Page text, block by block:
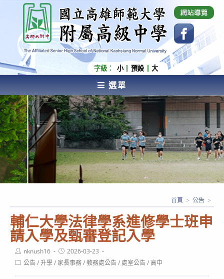
內
容
國立高雄師範大學附屬高級中學 Affiliated Senior
High School of National Kaohsiung Normal
University
字級： 小 預設 大
選單
AFFILIATED SENIOR HIGH SCHOOL OF NATIONAL
KAOHSIUNG NORMAL UNIVERSITY
輔仁大學法律學系進修學士班申
請入學及甄審登記入學
首頁 > 公告 >
Post
author:
nknush16
Post
published:
2026-03-23
Post公告/升學/ 家長事務/教務處公告/處室公告/高中